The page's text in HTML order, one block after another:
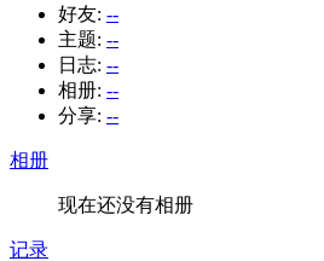
好友: --
主题: --
日志: --
相册: --
分享: --
相册
现在还没有相册
记录